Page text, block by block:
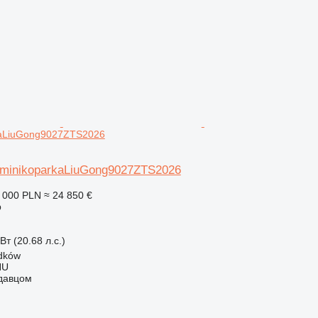
PLN ≈ 24 850 €
(20.68 л.с.)